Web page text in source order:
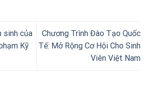
sinh của
Kỹ
Chương Trình Đào Tạo Quốc
Tế: Mở Rộng Cơ Hội Cho Sinh
Viên Việt Nam